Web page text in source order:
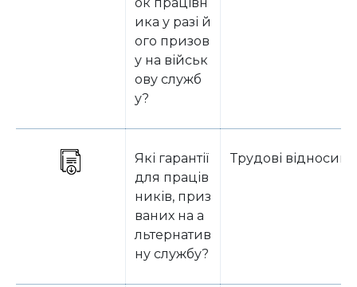
ика у разі й
ого призов
у на військ
ову служб
у?
Які гарантії
для праців
ників, приз
ваних на а
льтернатив
ну службу?
Трудові відносини